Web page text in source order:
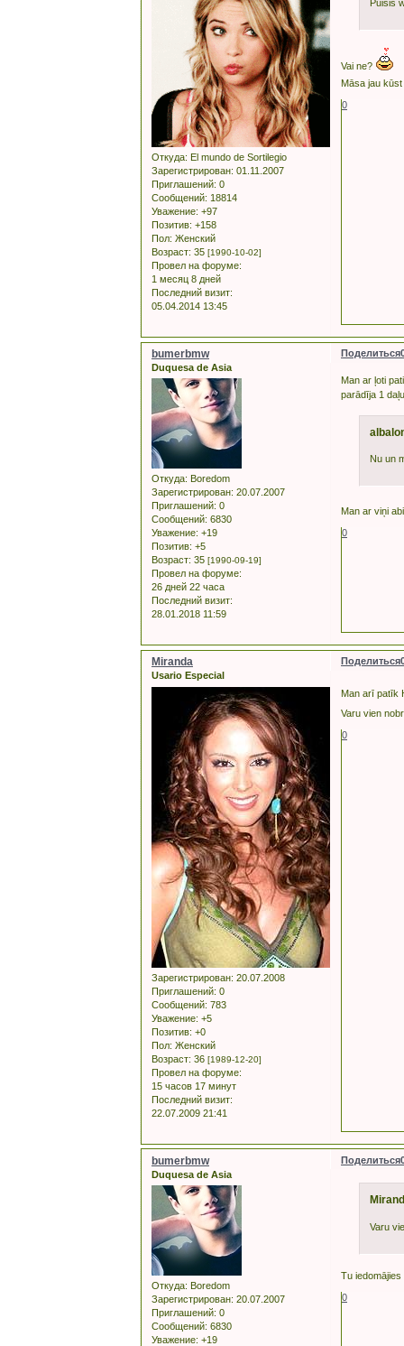
Откуда: El mundo de Sortilegio
Зарегистрирован: 01.11.2007
Приглашений: 0
Сообщений: 18814
Уважение: +97
Позитив: +158
Пол: Женский
Возраст: 35 [1990-10-02]
Провел на форуме:
1 месяц 8 дней
Последний визит:
05.04.2014 13:45
Puisis
Vai ne?
Māsa jau
0
Поделиться
bumerbmw
Duquesa de Asia
Откуда: Boredom
Зарегистрирован: 20.07.2007
Приглашений: 0
Сообщений: 6830
Уважение: +19
Позитив: +5
Возраст: 35 [1990-09-19]
Провел на форуме:
26 дней 22 часа
Последний визит:
28.01.2018 11:59
Man ar ļoti
parādīja 1
Nu un
Man ar viņi
0
Поделиться
Miranda
Usario Especial
Зарегистрирован: 20.07.2008
Приглашений: 0
Сообщений: 783
Уважение: +5
Позитив: +0
Пол: Женский
Возраст: 36 [1989-12-20]
Провел на форуме:
15 часов 17 минут
Последний визит:
22.07.2009 21:41
Man arī patīk
Varu vien
0
Поделиться
bumerbmw
Duquesa de Asia
Откуда: Boredom
Зарегистрирован: 20.07.2007
Приглашений: 0
Сообщений: 6830
Уважение: +19
Varu
Tu
0